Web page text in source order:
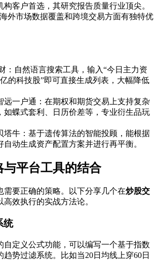
构客户首选，其研究报告质量行业顶尖。
外市场数据覆盖和跨境交易方面有独特优
：自然语言搜索工具，输入“今日主力资
的科技股”即可直接生成列表，大幅降低
远一户通：在期权和期货交易上支持复杂
如蝶式套利、日历价差等，专业衍生品玩
塔牛：基于遗传算法的智能投顾，能根据
自动生成资产配置方案并进行再平衡。
与平台工具的结合
需要正确的策略。以下分享几个在炒股交
高效执行的实战方法论。
统
自定义公式功能，可以编写一个基于指数
趋势过滤系统。比如当20日均线上穿60日